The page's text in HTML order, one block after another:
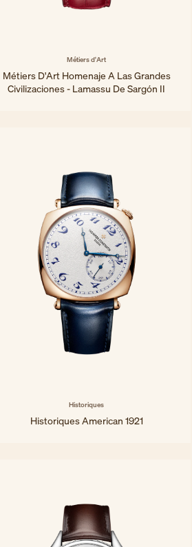
Métiers d'Art
Métiers D'Art Homenaje A Las Grandes
Civilizaciones - Lamassu De Sargón II
Historiques
Historiques American 1921